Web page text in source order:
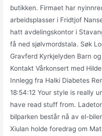
butikken. Firmaet har
arbeidsplasser i Fridtjof
hatt avdelingskontor i
få ned sjølvmordstala. Søk
Gravferd Kyrkjelyden Barn
Kontakt Vårkonsert med
Innlegg fra Halki Diabetes
18:54:12 Your style is really
have read stuff from.
bilparken består nå av el-
Xiulan holde foredrag om